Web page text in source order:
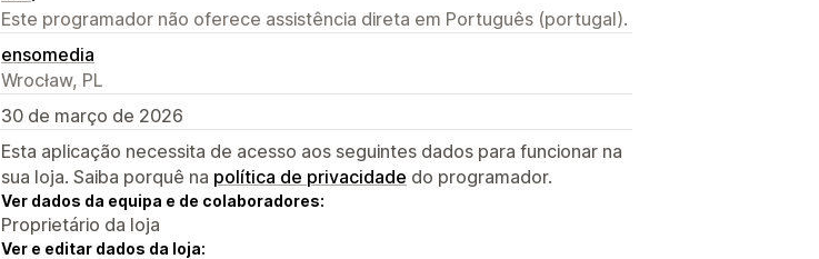
Este programador não oferece assistência direta em Português (portugal).
ensomedia
Wrocław, PL
30 de março de 2026
Esta aplicação necessita de acesso aos seguintes dados para funcionar na
sua loja. Saiba porquê na política de privacidade do programador.
Ver dados da equipa e de colaboradores:
Proprietário da loja
Ver e editar dados da loja: